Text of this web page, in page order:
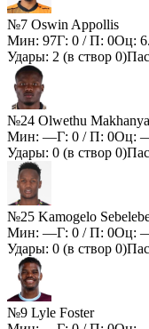
№7 Oswin Appollis
Мин: 97Г: 0 / П: 0Оц:
Удары: 2 (в створ 0)
№24 Olwethu Makhanya
Мин: —Г: 0 / П: 0Оц:
Удары: 0 (в створ 0)
№25 Kamogelo
Мин: —Г: 0 / П: 0Оц:
Удары: 0 (в створ 0)
№9 Lyle Foster